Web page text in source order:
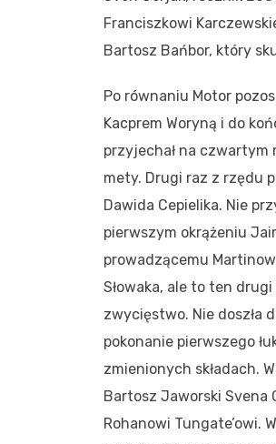
Franciszkowi
Bartosz Bańbor, który
Po równaniu Motor
Kacprem Woryną i do
przyjechał na czwartym
mety. Drugi raz z rzędu
Dawida Cepielika. Nie
pierwszym okrążeniu
prowadzącemu
Słowaka, ale to ten
zwycięstwo. Nie doszła
pokonanie pierwszego
zmienionych składach.
Bartosz Jaworski Svena
Rohanowi Tungate’owi.